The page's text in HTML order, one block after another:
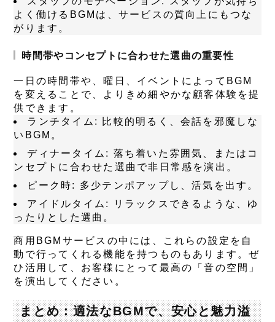
よく働けるBGMは、サービスの質向上にもつな
がります。
時間帯やコンセプトに合わせた選曲の重要性
一日の時間帯や、曜日、イベントによってBGM
を変えることで、よりきめ細やかな顧客体験を提
供できます。
ランチタイム : 比較的明るく、会話を邪魔しな
いBGM。
ディナータイム : 落ち着いた雰囲気、またはコ
ンセプトに合わせた選曲で非日常感を演出。
ピーク時: 多少テンポアップし、活気を出す。
アイドルタイム : リラックスできるような、ゆ
ったりとした選曲。
商用BGMサービスの中には、これらの設定を自
動で行ってくれる機能を持つものもあります。ぜ
ひ活用して、お客様にとって最高の「音の空間」
を演出してください。
まとめ：適法なBGMで、安心と魅力溢